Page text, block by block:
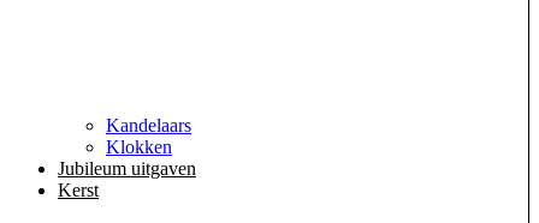
Kandelaars
Klokken
Jubileum uitgaven
Kerst